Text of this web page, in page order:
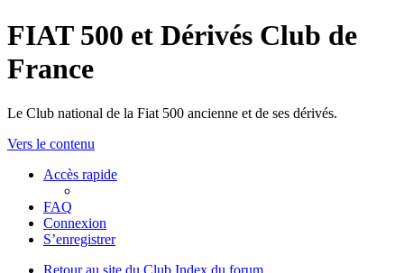
FIAT 500 et Dérivés Club de
France
Le Club national de la Fiat 500 ancienne et de ses dérivés.
Vers le contenu
Accès rapide
FAQ
Connexion
S’enregistrer
Retour au site du Club Index du forum